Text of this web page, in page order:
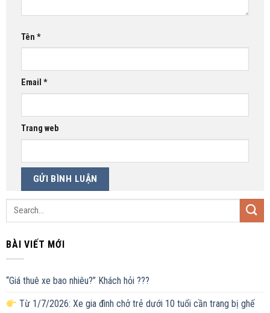
Tên *
Email *
Trang web
BÀI VIẾT MỚI
“Giá thuê xe bao nhiêu?” Khách hỏi ???
Từ 1/7/2026: Xe gia đình chở trẻ dưới 10 tuổi cần trang bị ghế